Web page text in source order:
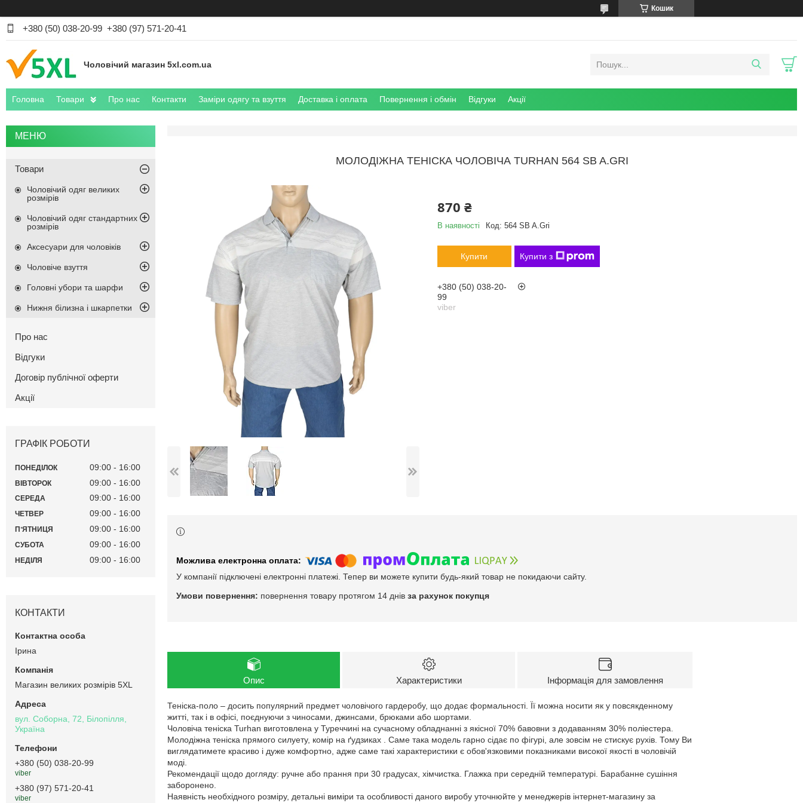
Кошик
+380 (50) 038-20-99 +380 (97) 571-20-41
Чоловічий магазин 5xl.com.ua
Головна Товари Про нас Контакти Заміри одягу та взуття Доставка і оплата Повернення і обмін Відгуки Акції
МОЛОДІЖНА ТЕНІСКА ЧОЛОВІЧА TURHAN 564 SB A.GRI
870 ₴
В наявності Код: 564 SB A.Gri
Купити Купити з
+380 (50) 038-20-
99
viber
У компанії підключені електронні платежі. Тепер ви можете купити будь-який товар не покидаючи сайту.
повернення товару протягом 14 днів за рахунок покупця
Опис Характеристики Інформація для замовлення
Теніска-поло – досить популярний предмет чоловічого гардеробу, що додає формальності. Її можна носити як у повсякденному
житті, так і в офісі, поєднуючи з чиносами, джинсами, брюками або шортами.
Чоловіча теніска Turhan виготовлена у Туреччині на сучасному обладнанні з якісної 70% бавовни з додаванням 30% поліестера.
Молодіжна теніска прямого силуету, комір на ґудзиках . Саме така модель гарно сідає по фігурі, але зовсім не стискує рухів. Тому Ви
виглядатимете красиво і дуже комфортно, адже саме такі характеристики є обов'язковими показниками високої якості в чоловічій
моді.
Рекомендації щодо догляду: ручне або прання при 30 градусах, хімчистка. Глажка при середній температурі. Барабанне сушіння
заборонено.
Наявність необхідного розміру, детальні виміри та особливості даного виробу уточнюйте у менеджерів інтернет-магазину за
Товари
Чоловічий одяг великих
розмірів
Чоловічий одяг стандартних
розмірів
Аксесуари для чоловіків
Чоловіче взуття
Головні убори та шарфи
Нижня білизна і шкарпетки
Про нас
Відгуки
Договір публічної оферти
Акції
ГРАФІК РОБОТИ
ПОНЕДІЛОК 09:00 16:00
ВІВТОРОК 09:00 16:00
СЕРЕДА 09:00 16:00
ЧЕТВЕР 09:00 16:00
ПʼЯТНИЦЯ 09:00 16:00
СУБОТА 09:00 16:00
НЕДІЛЯ 09:00 16:00
КОНТАКТИ
Ірина
Магазин великих розмірів 5XL
вул. Соборна, 72, Білопілля,
Україна
+380 (50) 038-20-99
viber
+380 (97) 571-20-41
viber